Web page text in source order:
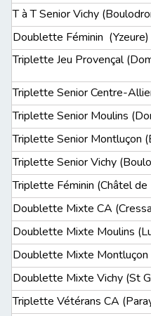
T à T Senior Vichy
Doublette Féminin
Triplette Jeu Provençal
Triplette Senior Centre-
Triplette Senior Moulins
Triplette Senior Montluçon
Triplette Senior Vichy
Triplette Féminin (Châtel
Doublette Mixte CA
Doublette Mixte Moulins
Doublette Mixte
Doublette Mixte Vichy (St
Triplette Vétérans CA